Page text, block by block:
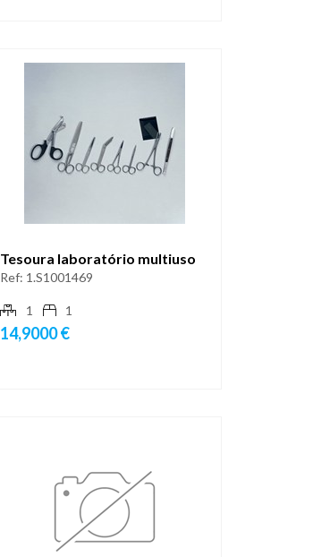
Tesoura laboratório multiuso
Ref: 1.S1001469
1 1
14,9000 €